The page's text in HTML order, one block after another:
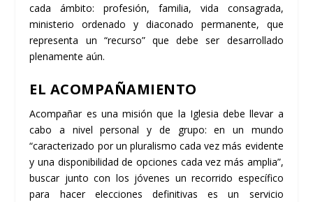
cada ámbito: profesión, familia, vida consagrada,
ministerio ordenado y diaconado permanente, que
representa un “recurso” que debe ser desarrollado
plenamente aún.
EL ACOMPAÑAMIENTO
Acompañar es una misión que la Iglesia debe llevar a
cabo a nivel personal y de grupo: en un mundo
“caracterizado por un pluralismo cada vez más evidente
y una disponibilidad de opciones cada vez más amplia”,
buscar junto con los jóvenes un recorrido específico
para hacer elecciones definitivas es un servicio